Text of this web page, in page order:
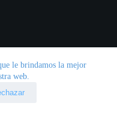
le brindamos la mejor
web.
de